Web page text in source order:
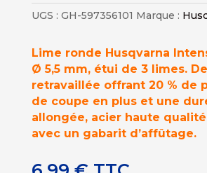
UGS : GH-597356101 Marque :
Lime ronde Husqvarna
Ø 5,5 mm, étui de 3 limes.
retravaillée offrant 20 % de
de coupe en plus et une
allongée, acier haute
avec un gabarit d’affûtage.